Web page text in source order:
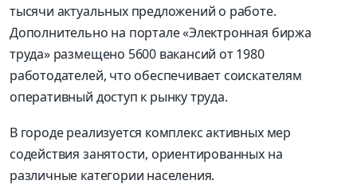
тысячи актуальных предложений о работе.
Дополнительно на портале «Электронная биржа
труда» размещено 5600 вакансий от 1980
работодателей, что обеспечивает соискателям
оперативный доступ к рынку труда.
В городе реализуется комплекс активных мер
содействия занятости, ориентированных на
различные категории населения.